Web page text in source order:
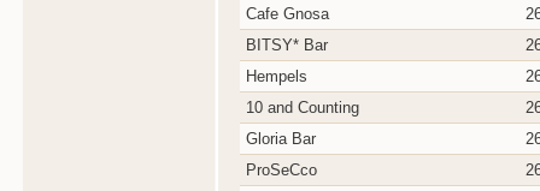
Cafe Gnosa
BITSY* Bar
Hempels
10 and Counting
Gloria Bar
ProSeCco